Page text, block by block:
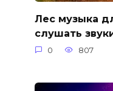
Лес музыка
слушать
0 807